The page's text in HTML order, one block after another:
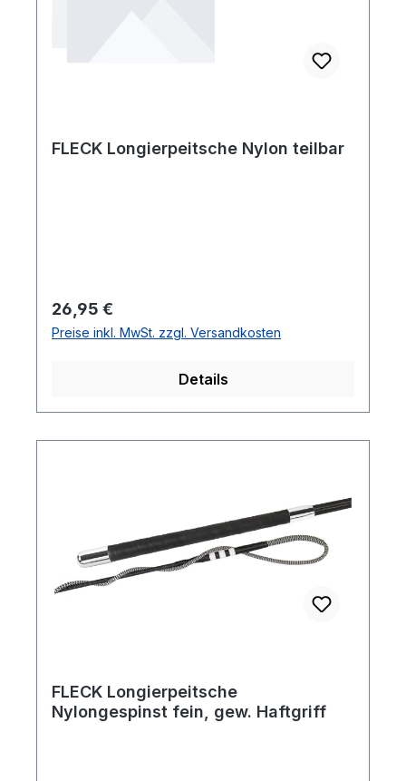
FLECK Longierpeitsche Nylon teilbar
Regulärer Preis:
26,95 €
Preise inkl. MwSt. zzgl. Versandkosten
Details
FLECK Longierpeitsche
Nylongespinst fein, gew. Haftgriff